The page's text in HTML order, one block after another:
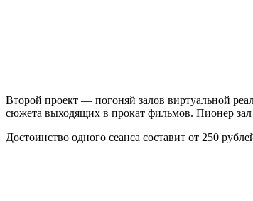
Второй проект — погоняй залов виртуальной
сюжета выходящих в прокат фильмов. Пионер зал
Достоинство одного сеанса составит от 250